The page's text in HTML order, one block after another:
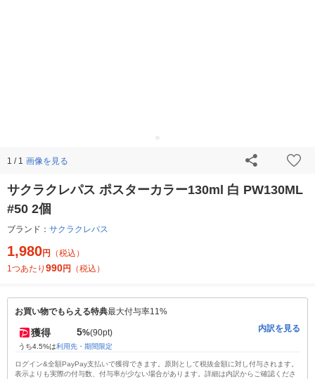
1 / 1 画像を見る
サクラクレパス ポスターカラー130ml 白 PW130ML
#50 2個
ブランド： サクラクレパス
1,980円
（税込）
1つあたり 990円 （税込）
お買い物でもらえる特典最大付与率11%
獲得 5%(90pt)
うち4.5%は利用先・期間限定
内訳を見る
ログイン&全額PayPay支払いで獲得できます。原則として税抜金額に対し付与されます。
表示よりも実際の付与数、付与率が少ない場合があります。詳細は内訳からご確認くださ